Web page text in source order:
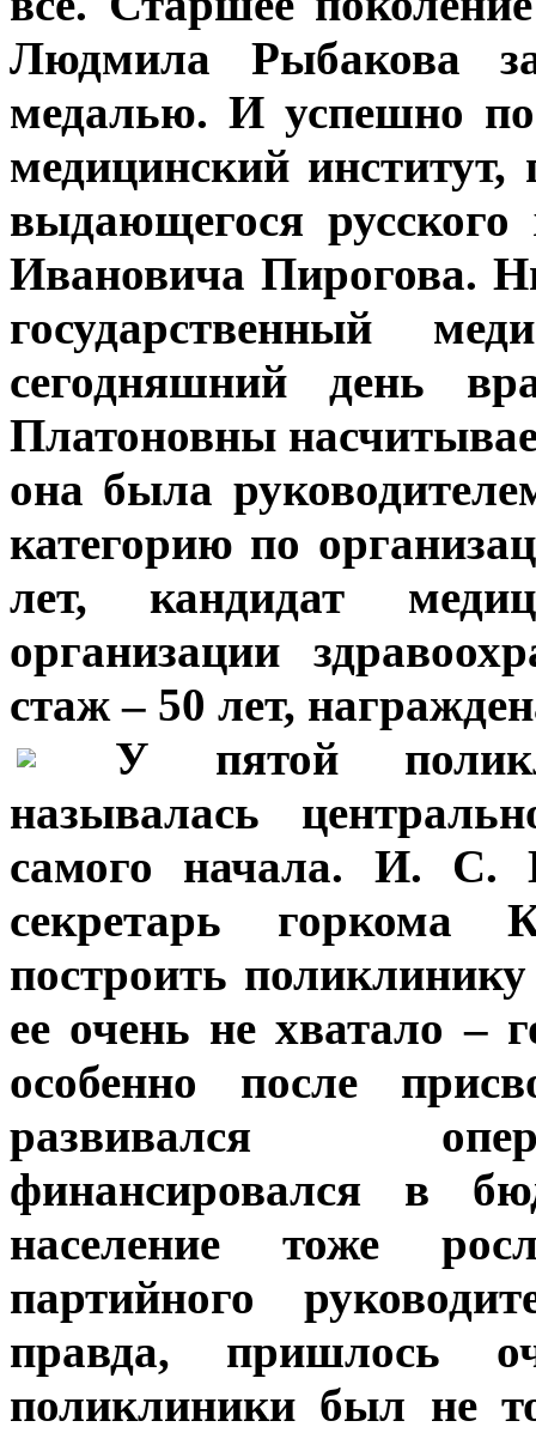
Людмила Рыбакова
медалью. И успешно
медицинский
выдающегося
Ивановича Пирогова.
государственный
сегодняшний день
Платоновны
она была
категорию по
лет, кандидат
организации
стаж – 50 лет,
У пятой
называлась
самого начала. И. С.
секретарь горкома
построить
ее очень не хватало –
особенно после
развивался
финансировался в
население тоже
партийного
правда, пришлось
поликлиники был не